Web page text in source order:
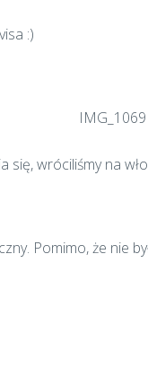
:)
wróciliśmy na
Pomimo, że nie